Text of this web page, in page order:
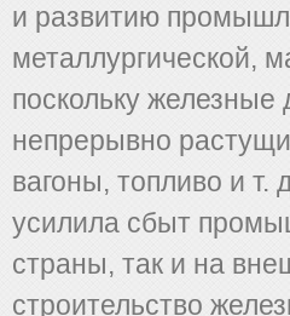
и раз­витию
металлургической,
поскольку железные
непрерывно
вагоны, топливо и т.
усилила сбыт
страны, так и на
строительство